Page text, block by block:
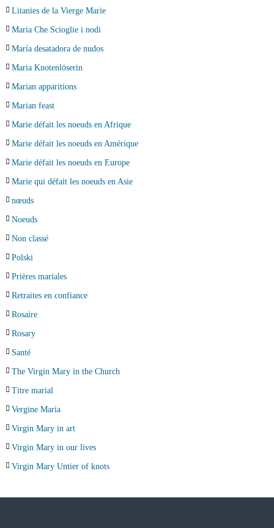
Litanies de la Vierge Marie
Maria Che Scioglie i nodi
María desatadora de nudos
Maria Knotenlöserin
Marian apparitions
Marian feast
Marie défait les noeuds en Afrique
Marie défait les noeuds en Amérique
Marie défait les noeuds en Europe
Marie qui défait les noeuds en Asie
nœuds
Noeuds
Non classé
Polski
Prières mariales
Retraites en confiance
Rosaire
Rosary
Santé
The Virgin Mary in the Church
Titre marial
Vergine Maria
Virgin Mary in art
Virgin Mary in our lives
Virgin Mary Untier of knots